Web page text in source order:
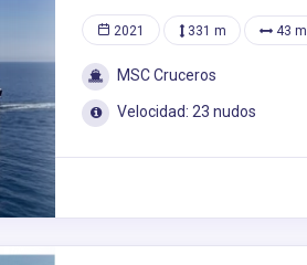
2021 331 m 43 m
MSC Cruceros
Velocidad: 23 nudos